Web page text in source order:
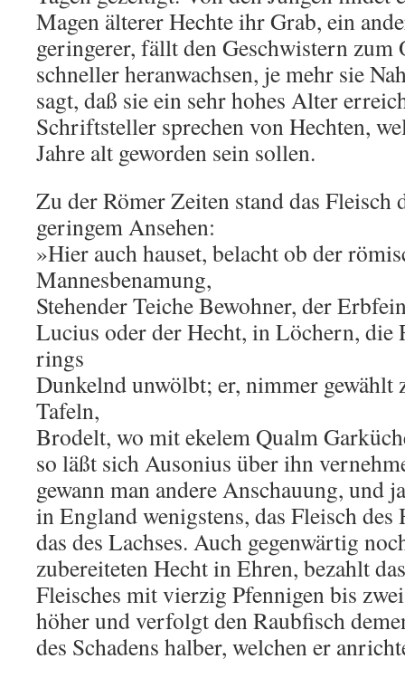
Magen älterer Hechte ihr Grab, ein
geringerer, fällt den Geschwistern zum
schneller heranwachsen, je mehr sie
sagt, daß sie ein sehr hohes Alter
Schriftsteller sprechen von Hechten,
Jahre alt geworden sein sollen.
Zu der Römer Zeiten stand das Fleisch
geringem Ansehen:
»Hier auch hauset, belacht ob der
Mannesbenamung,
Stehender Teiche Bewohner, der
Lucius oder der Hecht, in Löchern, die
rings
Dunkelnd unwölbt; er, nimmer gewählt
Tafeln,
Brodelt, wo mit ekelem Qualm
so läßt sich Ausonius über ihn
gewann man andere Anschauung, und
in England wenigstens, das Fleisch des
das des Lachses. Auch gegenwärtig
zubereiteten Hecht in Ehren, bezahlt
Fleisches mit vierzig Pfennigen bis
höher und verfolgt den Raubfisch
des Schadens halber, welchen er